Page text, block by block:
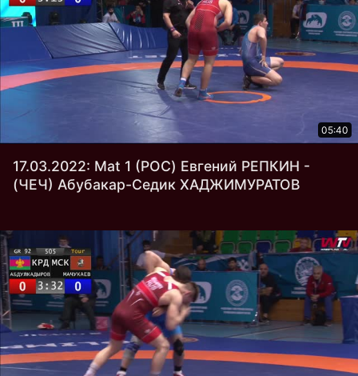
05:40
17.03.2022: Mat 1 (РОС) Евгений РЕПКИН -
(ЧЕЧ) Абубакар-Седик ХАДЖИМУРАТОВ